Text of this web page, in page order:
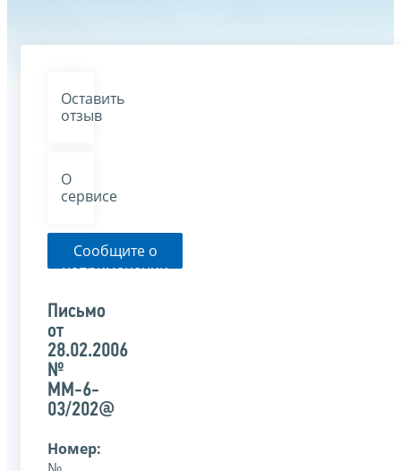
Оставить
отзыв
О
сервисе
Сообщите о
неприменении
органом
письма
Письмо
от
28.02.2006
№
ММ-6-
03/202@
Номер: